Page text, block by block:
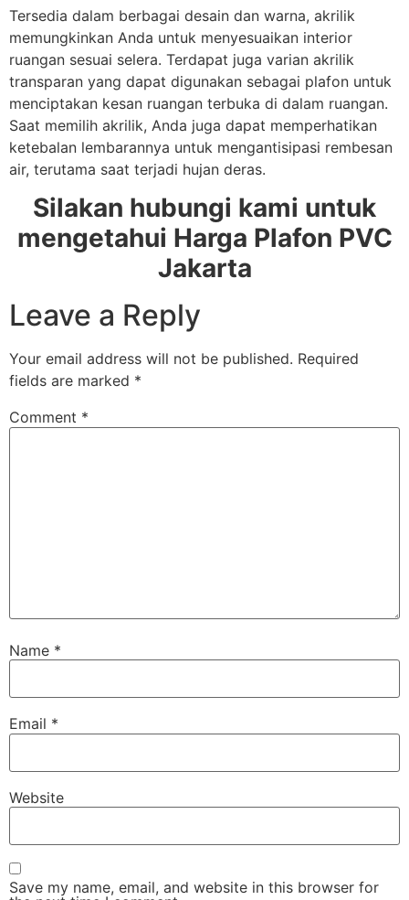
Tersedia dalam berbagai desain dan warna, akrilik
memungkinkan Anda untuk menyesuaikan interior
ruangan sesuai selera. Terdapat juga varian akrilik
transparan yang dapat digunakan sebagai plafon untuk
menciptakan kesan ruangan terbuka di dalam ruangan.
Saat memilih akrilik, Anda juga dapat memperhatikan
ketebalan lembarannya untuk mengantisipasi rembesan
air, terutama saat terjadi hujan deras.
Silakan hubungi kami untuk
mengetahui Harga Plafon PVC
Jakarta
Leave a Reply
Your email address will not be published. Required
fields are marked *
Comment *
Name *
Email *
Website
Save my name, email, and website in this browser for